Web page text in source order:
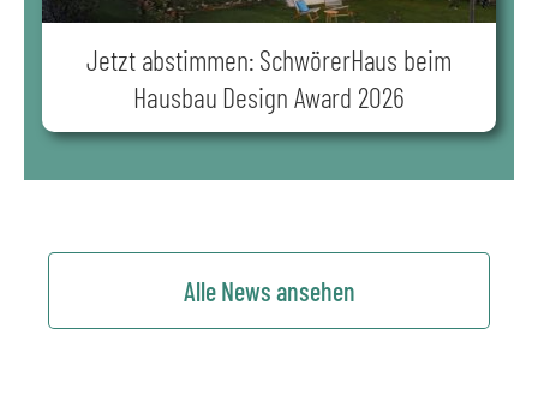
Jetzt abstimmen: SchwörerHaus beim
Hausbau Design Award 2026
Alle News ansehen